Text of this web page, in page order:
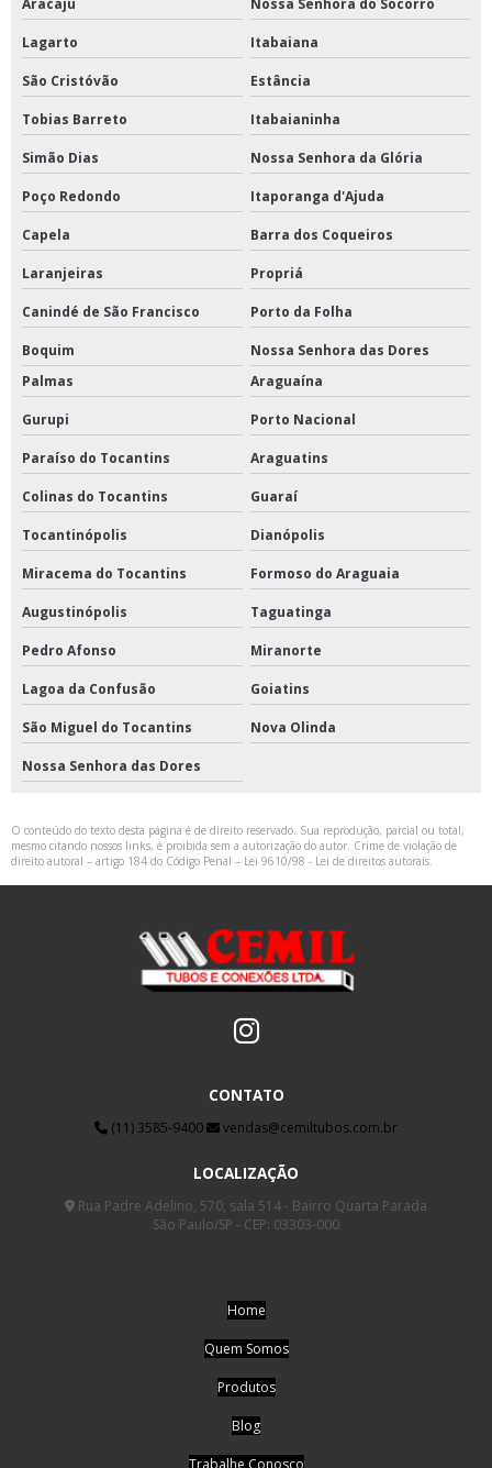
Lagarto Itabaiana
São Cristóvão Estância
Tobias Barreto Itabaianinha
Simão Dias Nossa Senhora da Glória
Poço Redondo Itaporanga d'Ajuda
Capela Barra dos Coqueiros
Laranjeiras Propriá
Canindé de São Francisco Porto da Folha
Boquim
Nossa Senhora das Dores
Palmas
Araguaína
Gurupi Porto Nacional
Paraíso do Tocantins Araguatins
Colinas do Tocantins Guaraí
Tocantinópolis Dianópolis
Miracema do Tocantins Formoso do Araguaia
Augustinópolis Taguatinga
Pedro Afonso Miranorte
Lagoa da Confusão Goiatins
São Miguel do Tocantins Nova Olinda
Nossa Senhora das Dores
O conteúdo do texto desta página é de direito reservado. Sua reprodução, parcial ou total,
mesmo citando nossos links, é proibida sem a autorização do autor. Crime de violação de
direito autoral – artigo 184 do Código Penal – Lei 9610/98 - Lei de direitos autorais.
CONTATO
(11) 3585-9400 vendas@cemiltubos.com.br
LOCALIZAÇÃO
Rua Padre Adelino, 570, sala 514 - Bairro Quarta Parada
São Paulo/SP - CEP: 03303-000
Home
Quem Somos
Produtos
Blog
Trabalhe Conosco